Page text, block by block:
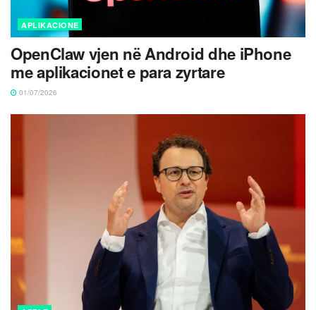
APLIKACIONE
OpenClaw vjen në Android dhe iPhone
me aplikacionet e para zyrtare
01/07/2026